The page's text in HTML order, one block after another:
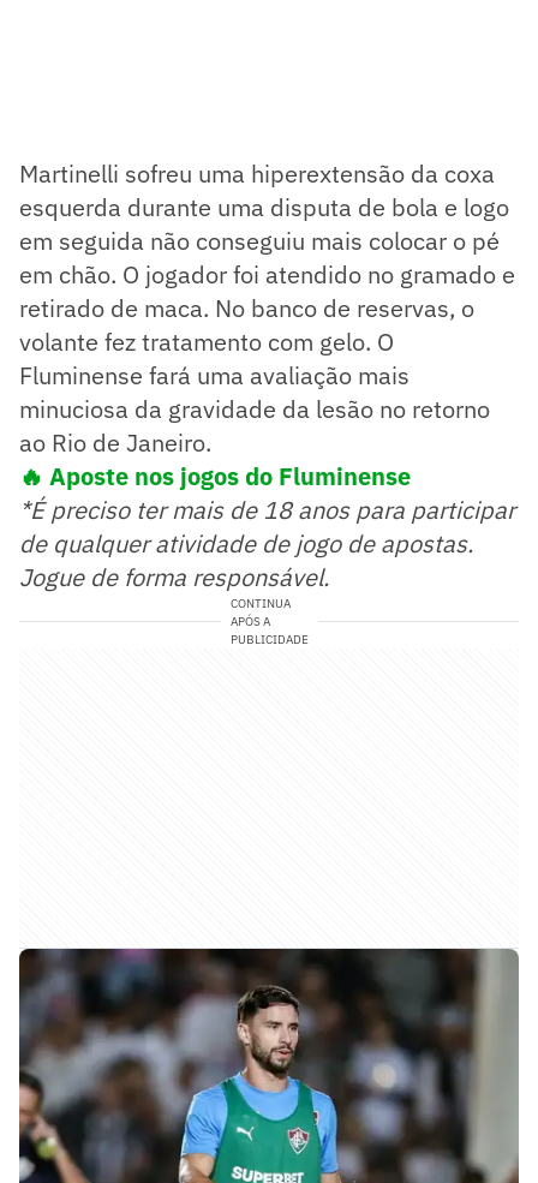
Martinelli sofreu uma hiperextensão da coxa
esquerda durante uma disputa de bola e logo
em seguida não conseguiu mais colocar o pé
em chão. O jogador foi atendido no gramado e
retirado de maca. No banco de reservas, o
volante fez tratamento com gelo. O
Fluminense fará uma avaliação mais
minuciosa da gravidade da lesão no retorno
ao Rio de Janeiro.
🔥 Aposte nos jogos do Fluminense
*É preciso ter mais de 18 anos para participar
de qualquer atividade de jogo de apostas.
Jogue de forma responsável.
CONTINUA
APÓS A
PUBLICIDADE